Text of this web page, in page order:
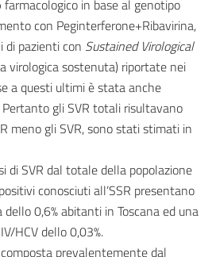
farmacologico in base al genotipo
con Peginterferone+Ribavirina,
di pazienti con Sustained Virological
virologica sostenuta) riportate nei
a questi ultimi è stata anche
gli SVR totali risultavano
meno gli SVR, sono stati stimati in
di SVR dal totale della popolazione
conosciuti all’SSR presentano
0,6% abitanti in Toscana ed una
HCV dello 0,03%.
prevalentemente dal